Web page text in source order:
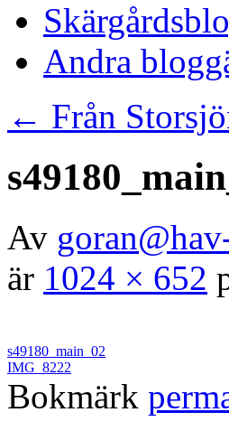
Andra
← Från
Av
är 1024 × 652
s49180_main_02
IMG_8222
Bokmärk